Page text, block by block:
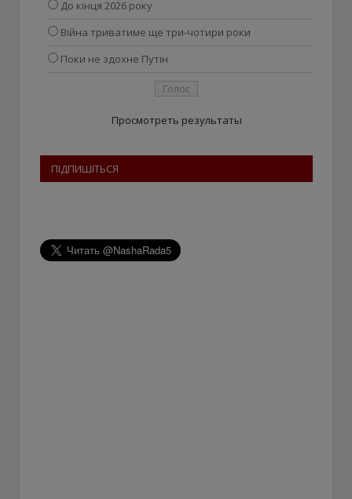
До кінця 2026 року
Війна триватиме ще три-чотири роки
Поки не здохне Путін
Просмотреть результаты
ПІДПИШІТЬСЯ